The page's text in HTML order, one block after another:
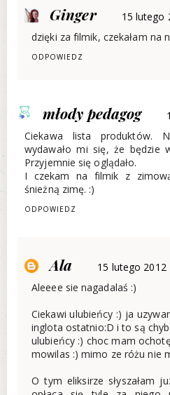
Ginger
15 lutego
dzięki za filmik, czekałam na
ODPOWIEDZ
młody pedagog
Ciekawa lista produktów.
wydawało mi się, że będzie
Przyjemnie się oglądało.
I czekam na filmik z
śnieżną zimę. :)
ODPOWIEDZ
Ala
15 lutego 2012
Aleeee sie nagadalaś :)
Ciekawi ulubieńcy :) ja
inglota ostatnio:D i to są
ulubieńcy :) choc mam
mowilas :) mimo ze różu nie
O tym eliksirze słyszałam